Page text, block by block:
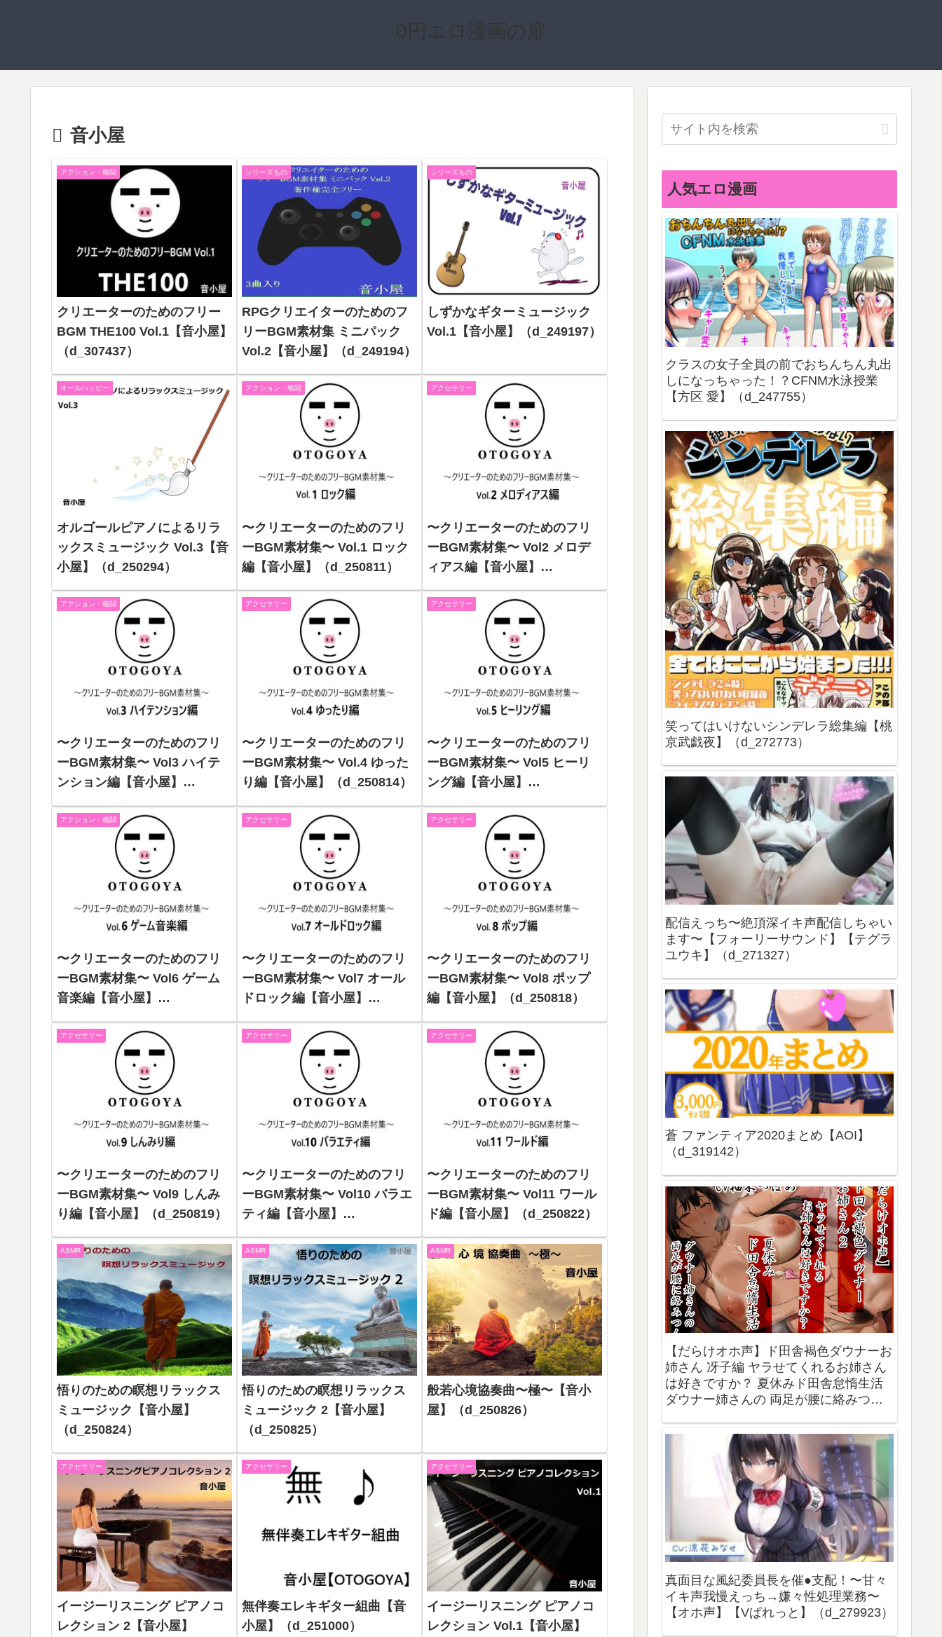
0円エロ漫画の扉
音小屋
アクション・格闘
クリエーターのためのフリー
BGM THE100 Vol.1【音小屋】
（d_307437）
シリーズもの
RPGクリエイターのためのフ
リーBGM素材集 ミニパック
Vol.2【音小屋】（d_249194）
シリーズもの
しずかなギターミュージック
Vol.1【音小屋】（d_249197）
オールハッピー
オルゴールピアノによるリラ
ックスミュージック Vol.3【音
小屋】（d_250294）
アクション・格闘
〜クリエーターのためのフリ
ーBGM素材集〜 Vol.1 ロック
編【音小屋】（d_250811）
アクセサリー
〜クリエーターのためのフリ
ーBGM素材集〜 Vol2 メロデ
ィアス編【音小屋】
アクション・格闘
〜クリエーターのためのフリ
ーBGM素材集〜 Vol3 ハイテ
ンション編【音小屋】
アクセサリー
〜クリエーターのためのフリ
ーBGM素材集〜 Vol.4 ゆった
り編【音小屋】（d_250814）
アクセサリー
〜クリエーターのためのフリ
ーBGM素材集〜 Vol5 ヒーリ
ング編【音小屋】
アクション・格闘
〜クリエーターのためのフリ
ーBGM素材集〜 Vol6 ゲーム
音楽編【音小屋】
アクセサリー
〜クリエーターのためのフリ
ーBGM素材集〜 Vol7 オール
ドロック編【音小屋】
アクセサリー
〜クリエーターのためのフリ
ーBGM素材集〜 Vol8 ポップ
編【音小屋】（d_250818）
アクセサリー
〜クリエーターのためのフリ
ーBGM素材集〜 Vol9 しんみ
り編【音小屋】（d_250819）
アクセサリー
〜クリエーターのためのフリ
ーBGM素材集〜 Vol10 バラエ
ティ編【音小屋】
（d_250821）
アクセサリー
〜クリエーターのためのフリ
ーBGM素材集〜 Vol11 ワール
ド編【音小屋】（d_250822）
ASMR
悟りのための瞑想リラックス
ミュージック【音小屋】
（d_250824）
ASMR
悟りのための瞑想リラックス
ミュージック 2【音小屋】
（d_250825）
ASMR
般若心境協奏曲〜極〜【音小
屋】（d_250826）
アクセサリー
イージーリスニング ピアノコ
レクション 2【音小屋】
アクセサリー
無伴奏エレキギター組曲【音
小屋】（d_251000）
アクセサリー
イージーリスニング ピアノコ
レクション Vol.1【音小屋】
人気エロ漫画
クラスの女子全員の前でおちんちん丸出
しになっちゃった！？CFNM水泳授業
【方区 愛】（d_247755）
笑ってはいけないシンデレラ総集編【桃
京武戯夜】（d_272773）
配信えっち〜絶頂深イキ声配信しちゃい
ます〜【フォーリーサウンド】【テグラ
ユウキ】（d_271327）
蒼 ファンティア2020まとめ【AOI】
（d_319142）
【だらけオホ声】ド田舎褐色ダウナーお
姉さん 冴子編 ヤラせてくれるお姉さん
は好きですか？ 夏休みド田舎怠惰生活
ダウナー姉さんの 両足が腰に絡みつく
真面目な風紀委員長を催●支配！〜甘々
イキ声我慢えっち→嫌々性処理業務〜
【オホ声】【Vぱれっと】（d_279923）